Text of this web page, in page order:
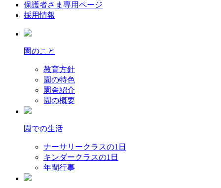
保護者さま専用ページ
採用情報
園のこと
教育方針
園の特色
園舎紹介
園の概要
園での生活
ナーサリークラスの1日
キンダークラスの1日
年間行事